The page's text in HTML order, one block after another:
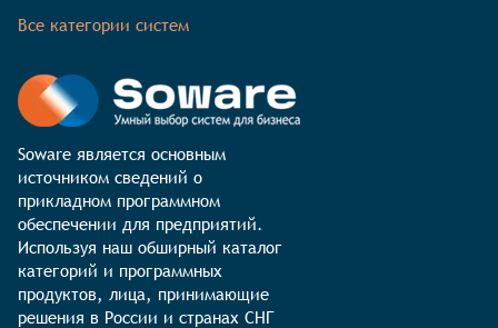
Все категории систем
Soware является основным
источником сведений о
прикладном программном
обеспечении для предприятий.
Используя наш обширный каталог
категорий и программных
продуктов, лица, принимающие
решения в России и странах СНГ